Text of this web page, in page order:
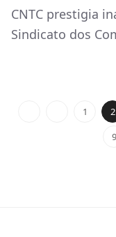
CNTC prestigia
Sindicato dos
1 2
9